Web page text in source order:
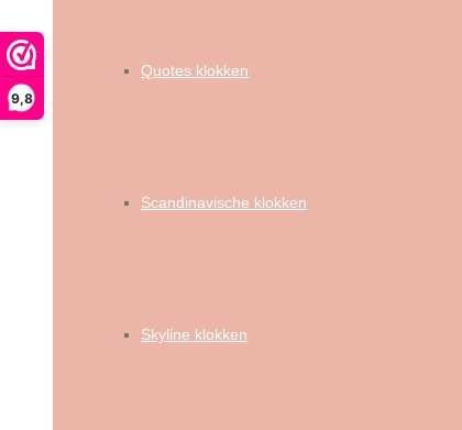
9,8
Quotes klokken
Scandinavische klokken
Skyline klokken